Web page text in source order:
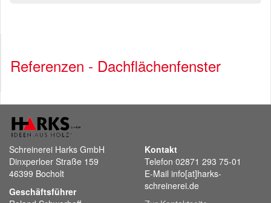
Referenzen - Dachflächenfenster
Schreinerei Harks GmbH
Dinxperloer Straße 159
46399 Bocholt
Geschäftsführer
Kontakt
Telefon 02871 293 75-01
E-Mail info[at]harks-
schreinerei.de